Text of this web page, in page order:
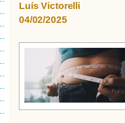
Luís Victorelli
04/02/2025